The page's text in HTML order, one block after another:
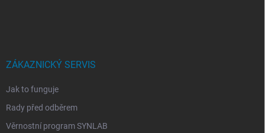
ZÁKAZNICKÝ SERVIS
Jak to funguje
Rady před odběrem
Věrnostní program SYNLAB